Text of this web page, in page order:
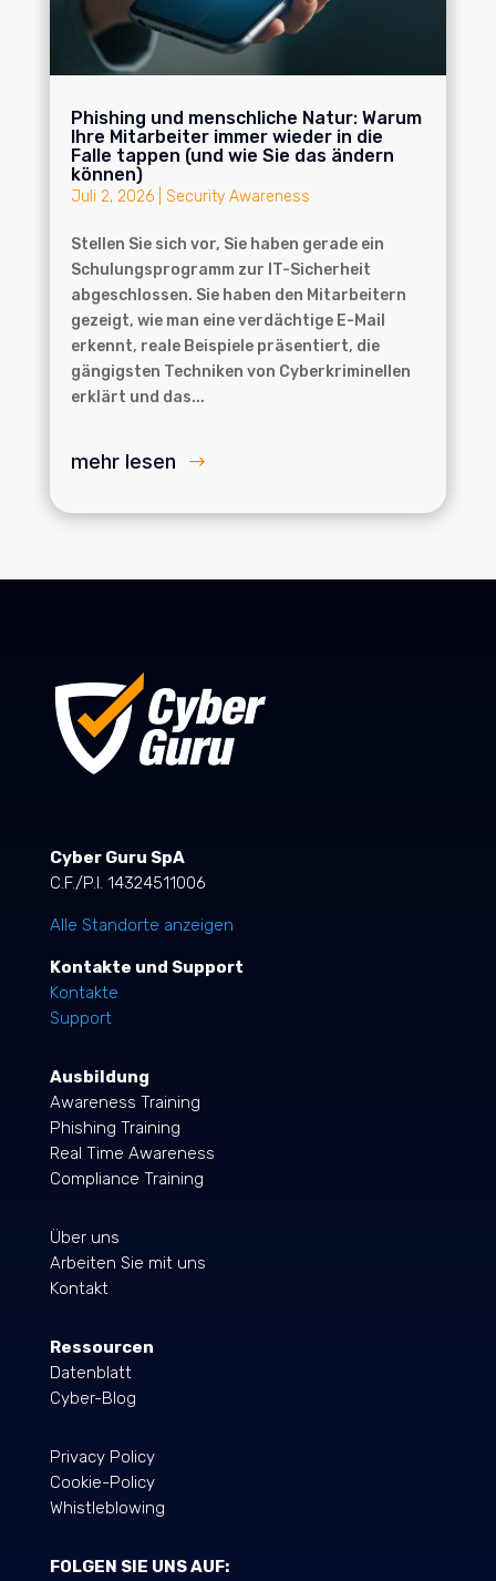
Phishing und menschliche Natur: Warum
Ihre Mitarbeiter immer wieder in die
Falle tappen (und wie Sie das ändern
können)
Juli 2, 2026| Security Awareness
Stellen Sie sich vor, Sie haben gerade ein
Schulungsprogramm zur IT-Sicherheit
abgeschlossen. Sie haben den Mitarbeitern
gezeigt, wie man eine verdächtige E-Mail
erkennt, reale Beispiele präsentiert, die
gängigsten Techniken von Cyberkriminellen
erklärt und das...
mehr lesen
Cyber Guru SpA
C.F./P.I. 14324511006
Alle Standorte anzeigen
Kontakte und Support
Kontakte
Support
Ausbildung
Awareness Training
Phishing Training
Real Time Awareness
Compliance Training
Über uns
Arbeiten Sie mit uns
Kontakt
Ressourcen
Datenblatt
Cyber-Blog
Privacy Policy
Cookie-Policy
Whistleblowing
FOLGEN SIE UNS AUF: